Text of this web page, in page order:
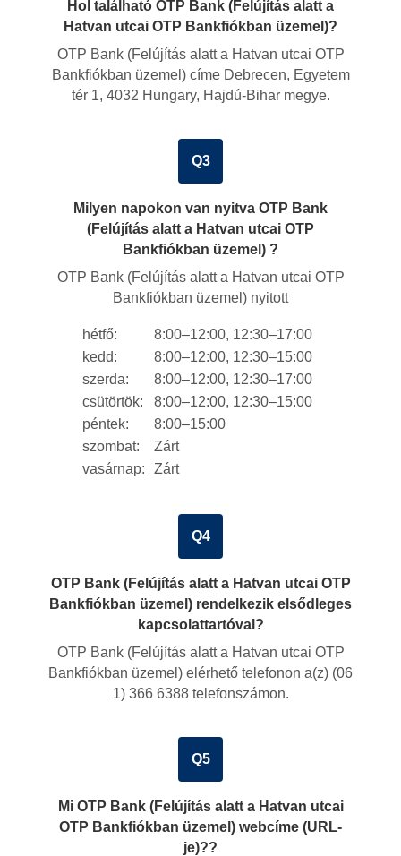
Hol található OTP Bank (Felújítás alatt a
Hatvan utcai OTP Bankfiókban üzemel)?
OTP Bank (Felújítás alatt a Hatvan utcai OTP
Bankfiókban üzemel) címe Debrecen, Egyetem
tér 1, 4032 Hungary, Hajdú-Bihar megye.
Q3
Milyen napokon van nyitva OTP Bank
(Felújítás alatt a Hatvan utcai OTP
Bankfiókban üzemel) ?
OTP Bank (Felújítás alatt a Hatvan utcai OTP
Bankfiókban üzemel) nyitott
hétfő:
8:00–12:00, 12:30–17:00
kedd:
8:00–12:00, 12:30–15:00
szerda:
8:00–12:00, 12:30–17:00
csütörtök:
8:00–12:00, 12:30–15:00
péntek:
8:00–15:00
szombat:
Zárt
vasárnap:
Zárt
Q4
OTP Bank (Felújítás alatt a Hatvan utcai OTP
Bankfiókban üzemel) rendelkezik elsődleges
kapcsolattartóval?
OTP Bank (Felújítás alatt a Hatvan utcai OTP
Bankfiókban üzemel) elérhető telefonon a(z) (06
1) 366 6388telefonszámon.
Q5
Mi OTP Bank (Felújítás alatt a Hatvan utcai
OTP Bankfiókban üzemel) webcíme (URL-
je)??